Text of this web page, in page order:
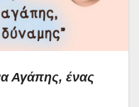
Αγάπης, ένας